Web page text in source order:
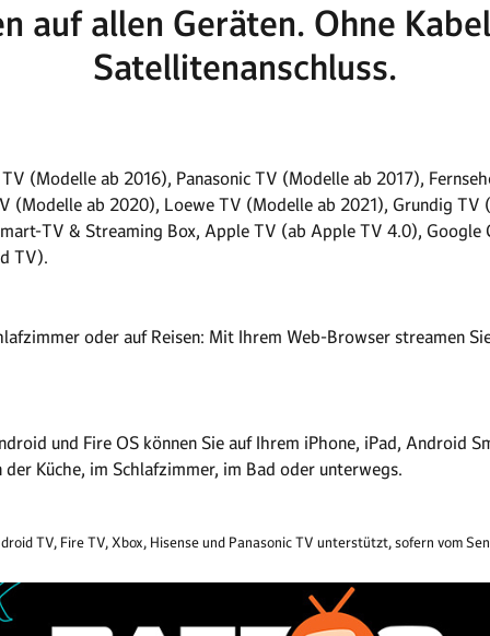
auf allen Geräten. Ohne
Satellitenanschluss.
(Modelle ab 2016), Panasonic TV (Modelle ab 2017),
(Modelle ab 2020), Loewe TV (Modelle ab 2021), Grundig
TV & Streaming Box, Apple TV (ab Apple TV 4.0), Google
TV).
oder auf Reisen: Mit Ihrem Web-Browser streamen
und Fire OS können Sie auf Ihrem iPhone, iPad, Android
Küche, im Schlafzimmer, im Bad oder unterwegs.
TV, Fire TV, Xbox, Hisense und Panasonic TV unterstützt, sofern vom